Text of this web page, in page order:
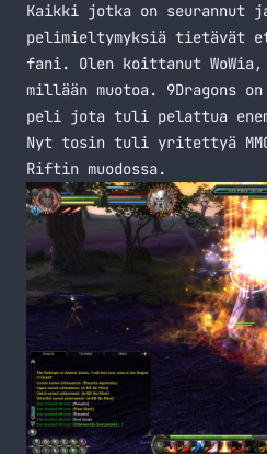
Kaikki jotka on seurannut
pelimieltymyksiä tietävät
fani. Olen koittanut
millään muotoa. 9Dragons
peli jota tuli pelattua
Nyt tosin tuli yritettyä MMO
Riftin muodossa.